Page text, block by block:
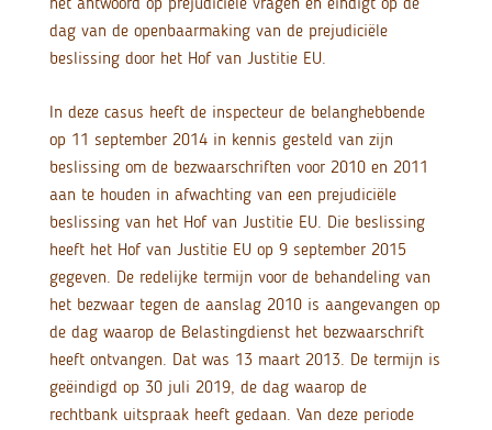
dag van de openbaarmaking van de prejudiciële
beslissing door het Hof van Justitie EU.
In deze casus heeft de inspecteur de belanghebbende
op 11 september 2014 in kennis gesteld van zijn
beslissing om de bezwaarschriften voor 2010 en 2011
aan te houden in afwachting van een prejudiciële
beslissing van het Hof van Justitie EU. Die beslissing
heeft het Hof van Justitie EU op 9 september 2015
gegeven. De redelijke termijn voor de behandeling van
het bezwaar tegen de aanslag 2010 is aangevangen op
de dag waarop de Belastingdienst het bezwaarschrift
heeft ontvangen. Dat was 13 maart 2013. De termijn is
geëindigd op 30 juli 2019, de dag waarop de
rechtbank uitspraak heeft gedaan. Van deze periode